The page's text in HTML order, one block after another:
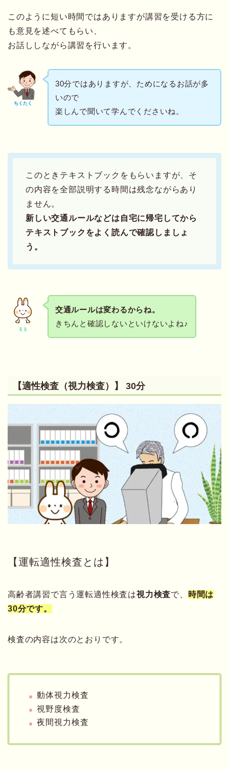
このように短い時間ではありますが講習を受ける方に
も意見を述べてもらい、
お話ししながら講習を行います。
ちくたく
30分ではありますが、ためになるお話が多
いので
楽しんで聞いて学んでくださいね。
このときテキストブックをもらいますが、そ
の内容を全部説明する時間は残念ながらあり
ません。
新しい交通ルールなどは自宅に帰宅してから
テキストブックをよく読んで確認しましょ
う。
ミミ
交通ルールは変わるからね。
きちんと確認しないといけないよね♪
【適性検査（視力検査）】 30分
【運転適性検査とは】
高齢者講習で言う運転適性検査は視力検査で、
時間は
30分です。
検査の内容は次のとおりです。
動体視力検査
視野度検査
夜間視力検査